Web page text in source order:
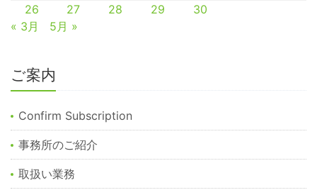
26
27 28 29
30
« 3月
5月 »
ご案内
Confirm Subscription
事務所のご紹介
取扱い業務